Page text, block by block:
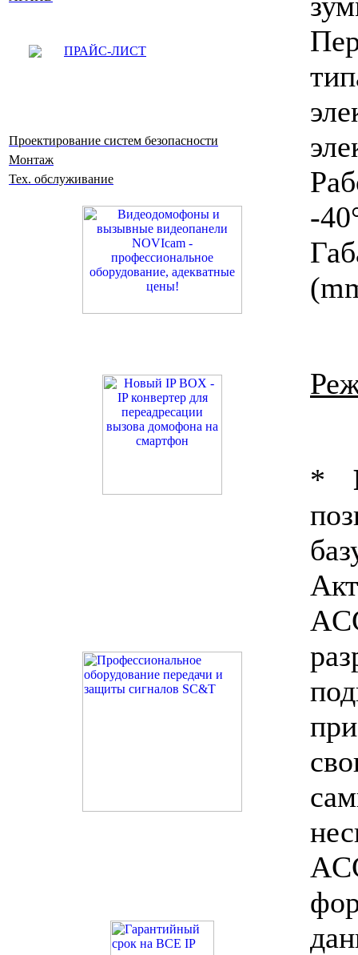
ПРАЙС-ЛИСТ
Проектирование систем безопасности
Монтаж
Тех. обслуживание
-
*